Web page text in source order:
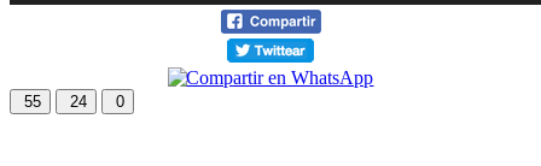
55 24 0